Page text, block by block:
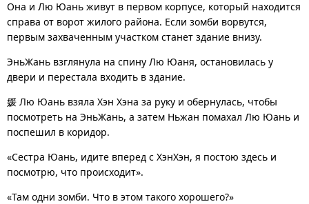
Она и Лю Юань живут в первом корпусе, который находится
справа от ворот жилого района. Если зомби ворвутся,
первым захваченным участком станет здание внизу.
ЭньЖань взглянула на спину Лю Юаня, остановилась у
двери и перестала входить в здание.
媛 Лю Юань взяла Хэн Хэна за руку и обернулась, чтобы
посмотреть на ЭньЖань, а затем Ньжан помахал Лю Юань и
поспешил в коридор.
«Сестра Юань, идите вперед с ХэнХэн, я постою здесь и
посмотрю, что происходит».
«Там одни зомби. Что в этом такого хорошего?»